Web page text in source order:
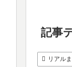
記事
リアル